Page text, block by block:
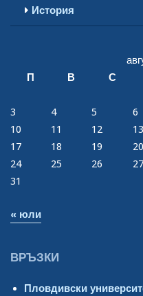
История
П
В С
3
4 5 6
10
11 12 13
17
18 19 20
24
25 26 27
31
« юли
ВРЪЗКИ
Пловдивски